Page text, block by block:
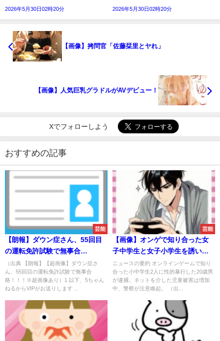
2026年5月30日02時20分 2026年5月30日02時20分
【画像】拷問官「佐藤栞里とヤれ」
【画像】人気巨乳グラドルがAVデビュー！
Xでフォローしよう
おすすめの記事
芸能
【朗報】ダウン症さん、55回目
の運転免許試験で無事合
格！！！
（出典 【朗報】【超画像】ダウン症さ
ん、55回目の運転免許試験で無事合
格！！！※超画像あり）1 以下、5ちゃん
ねるからVIPがお送りします ...
芸能
【画像】オンゲで知り合った女
子中学生と女子小学生を誘い出
し性的暴行した20歳男、逮捕さ
れる
ニュースの要約 オンラインゲームで知り
合った小中学生2人に性的暴行した20歳男
が逮捕。ネットを介した児童被害は増加
中、警察が注意喚起。 （出...